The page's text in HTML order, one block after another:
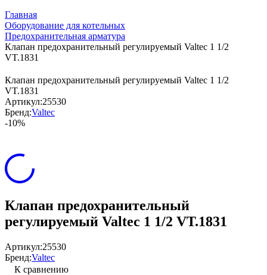
Главная
Оборудование для котельных
Предохранительная арматура
Клапан предохранительный регулируемый Valtec 1 1/2
VT.1831
Клапан предохранительный регулируемый Valtec 1 1/2
VT.1831
Артикул:25530
Бренд:Valtec
-10%
Клапан предохранительный
регулируемый Valtec 1 1/2 VT.1831
Артикул:25530
Бренд:Valtec
К сравнению